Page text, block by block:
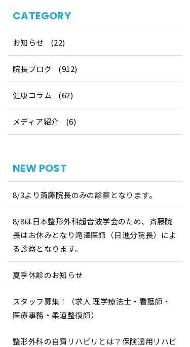
CATEGORY
お知らせ (22)
院長ブログ (912)
健康コラム (62)
メディア紹介 (6)
NEW POST
8/3より斎藤院長のみの診察となります。
8/8は日本整形外科超音波学会のため、斉藤院
長はお休みとなり滝澤医師（日進分院長）によ
る診察となります。
夏季休診のお知らせ
スタッフ募集！（求人 理学療法士・看護師・
医療事務・柔道整復師）
整形外科の自費リハビリとは？保険適用リハビ